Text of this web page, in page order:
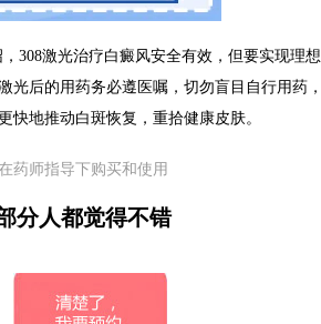
激光治疗白癜风安全有效，但要实现理想
光后的用药务必遵医嘱，切勿盲目自行用药，
地推动白斑恢复，重拾健康皮肤。
药师指导下购买和使用
分人都觉得不错